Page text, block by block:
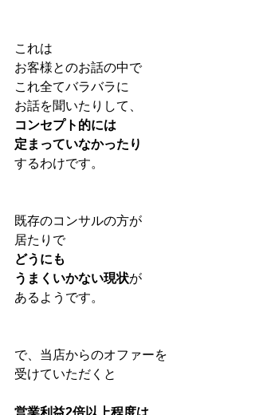
これは
お客様とのお話の中で
これ全てバラバラに
お話を聞いたりして、
コンセプト的には
定まっていなかったり
するわけです。
既存のコンサルの方が
居たりで
どうにも
うまくいかない現状が
あるようです。
で、当店からのオファーを
受けていただくと
営業利益2倍以上程度は